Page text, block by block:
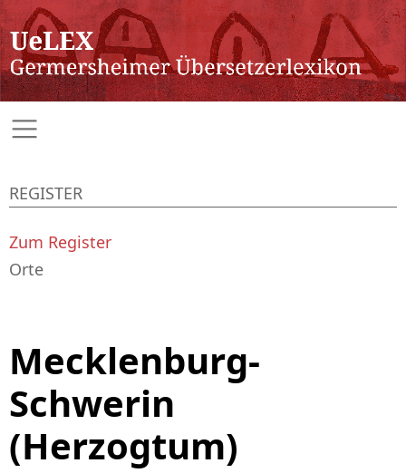
Mecklenburg-
Schwerin
(Herzogtum)
REGISTER
Zum Register
Orte